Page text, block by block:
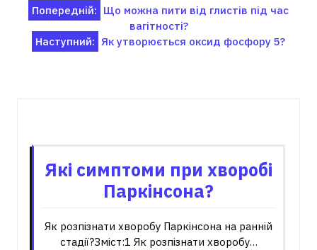
Навігація
записів
Попередній: Що можна пити від глистів під час
вагітності?
Наступний: Як утворюється оксид фосфору 5?
Які симптоми при хворобі
Паркінсона?
Як розпізнати хворобу Паркінсона на ранній
стадії?Зміст:1 Як розпізнати хворобу…